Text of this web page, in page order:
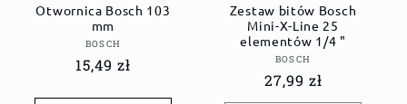
Otwornica Bosch 103
mm
Dostawca:
BOSCH
Cena
15,49 zł
Zestaw bitów Bosch
Mini-X-Line 25
elementów 1/4 "
Dostawca:
BOSCH
Cena
regularna
27,99 zł